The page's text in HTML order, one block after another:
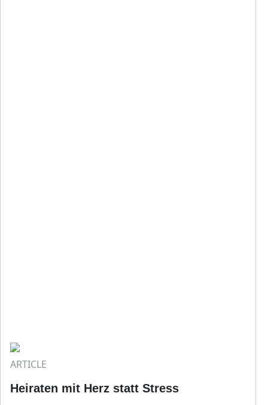
ARTICLE
Heiraten mit Herz statt Stress